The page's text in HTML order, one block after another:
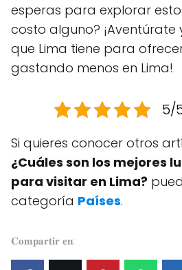
esperas para explorar
costo alguno?
que Lima tiene para
gastando menos en Lima!
5/
Si quieres conocer otros
¿Cuáles son los mejores
para visitar en Lima?
categoría Países.
𝐂𝐨𝐦𝐩𝐚𝐫𝐭𝐢𝐫 𝐞𝐧: